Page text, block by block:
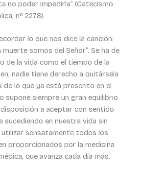
no poder impedirla” (Catecismo
nº 2278).
lo que nos dice la canción:
muerte somos del Señor”. Se ha de
de la vida como el tiempo de la
nadie tiene derecho a quitársela
de lo que ya está prescrito en el
supone siempre un gran equilibrio
a aceptar con sentido
sucediendo en nuestra vida sin
sensatamente todos los
proporcionados por la medicina
que avanza cada día más.